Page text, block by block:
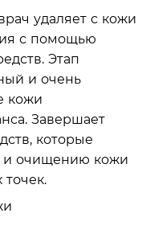
удаляет с кожи
с помощью
Этап
и очень
кожи
Завершает
которые
и очищению кожи